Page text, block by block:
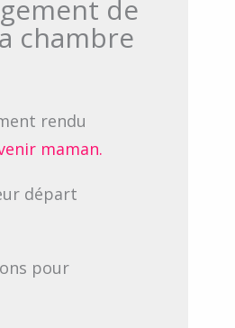
de
chambre
rendu
maman.
départ
pour